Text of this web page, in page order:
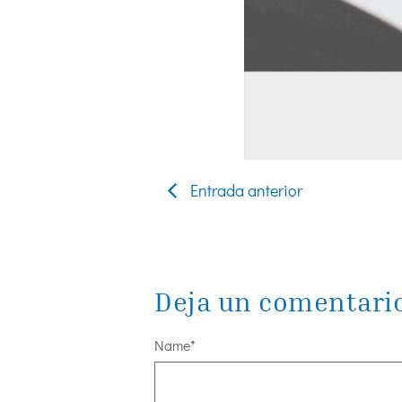
Entrada anterior
Deja un
Name*